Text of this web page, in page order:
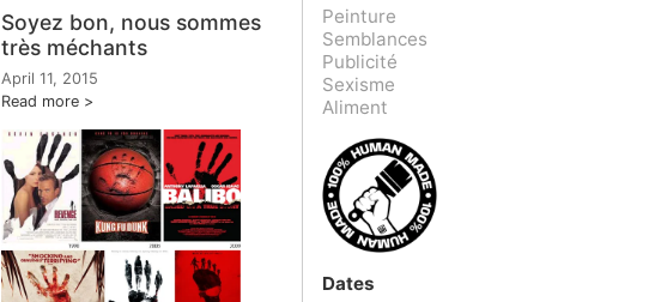
Soyez bon, nous sommes
très méchants
April 11, 2015
Read more
Peinture
Semblances
Publicité
Sexisme
Aliment
Dates